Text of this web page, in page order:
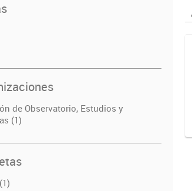
de Observatorio, Estudios y
(1)